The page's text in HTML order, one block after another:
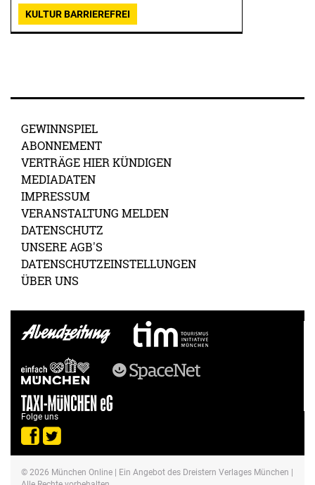
KULTUR BARRIEREFREI
GEWINNSPIEL
ABONNEMENT
VERTRÄGE HIER KÜNDIGEN
MEDIADATEN
IMPRESSUM
VERANSTALTUNG MELDEN
DATENSCHUTZ
UNSERE AGB'S
DATENSCHUTZEINSTELLUNGEN
ÜBER UNS
Folge uns
© 2026 München Online | Ein Angebot des Dreistern Verlages München |